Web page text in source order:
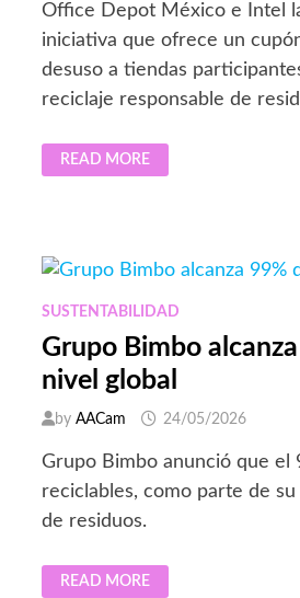
Office Depot México e Intel
iniciativa que ofrece un
desuso a tiendas
reciclaje responsable de
OFFICE
DEPOT
EN
MODO
PARA
IMPULSAR
LA
RENOVACIÓN
TECNOLÓGICA
Y
ENFRENTAR
EL
CRECIENTE
DEL
WASTE
EL
READ MORE
SUSTENTABILIDAD
Grupo Bimbo
nivel global
byAACam 24/05/2026
Grupo Bimbo anunció que el
reciclables, como parte de
de residuos.
GRUPO
BIMBO
READ MORE